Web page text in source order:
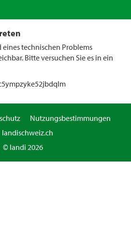
technischen Problems
Bitte versuchen Sie es in ein
Nutzungsbestimmungen
landischweiz.ch
© landi 2026